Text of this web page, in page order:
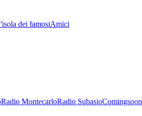
dei famosiAmici
Radio MontecarloRadio SubasioComingsoon